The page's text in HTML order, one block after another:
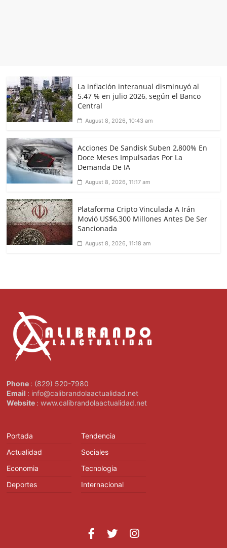
La inflación interanual disminuyó al
5.47 % en julio 2026, según el Banco
Central
August 8, 2026, 10:43 am
Acciones De Sandisk Suben 2,800% En
Doce Meses Impulsadas Por La
Demanda De IA
August 8, 2026, 11:17 am
Plataforma Cripto Vinculada A Irán
Movió US$6,300 Millones Antes De Ser
Sancionada
August 8, 2026, 11:18 am
Phone : (829) 520-7980
Email : info@calibrandolaactualidad.net
Website : www.calibrandolaactualidad.net
Portada
Actualidad
Economia
Deportes
Tendencia
Sociales
Tecnologia
Internacional